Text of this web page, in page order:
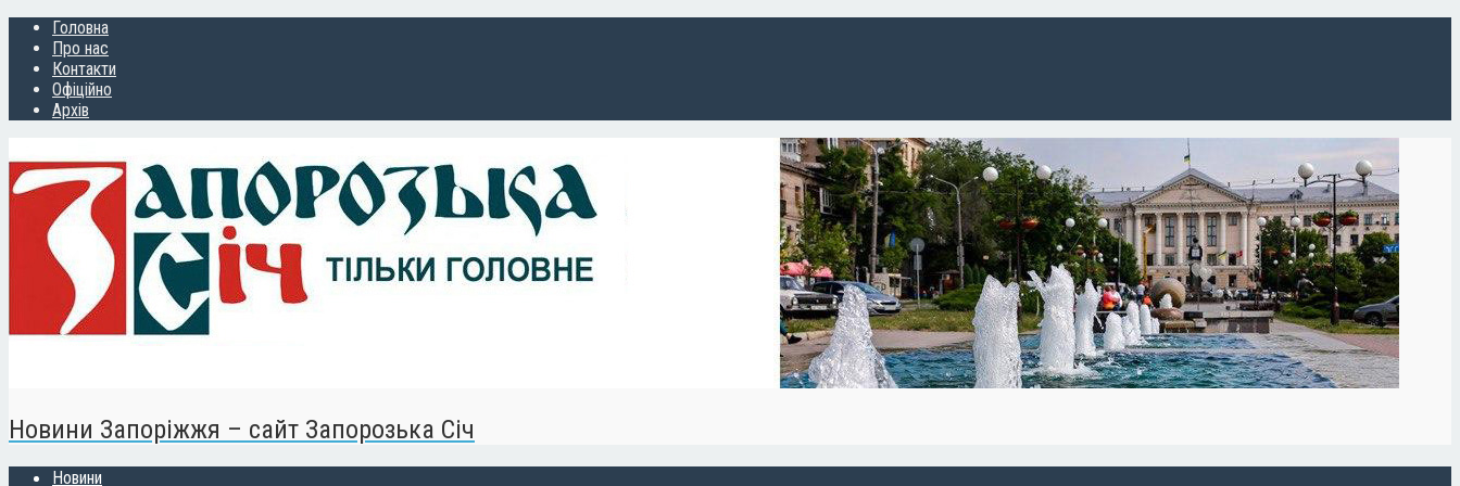
Головна
Про нас
Контакти
Офіційно
Архів
Новини Запоріжжя – сайт Запорозька Січ
Новини